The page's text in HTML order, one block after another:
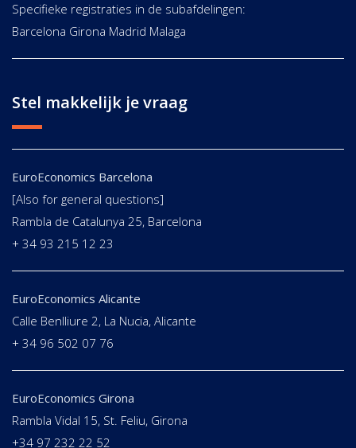
Specifieke registraties in de subafdelingen:
Barcelona Girona Madrid Malaga
Stel makkelijk je vraag
EuroEconomics Barcelona
[Also for general questions]
Rambla de Catalunya 25, Barcelona
+ 34 93 215 12 23
EuroEconomics Alicante
Calle Benlliure 2, La Nucia, Alicante
+ 34 96 502 07 76
EuroEconomics Girona
Rambla Vidal 15, St. Feliu, Girona
+34 97 232 22 52